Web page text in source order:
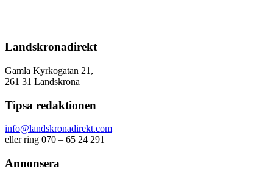
Landskronadirekt
Gamla Kyrkogatan 21,
261 31 Landskrona
Tipsa redaktionen
info@landskronadirekt.com
eller ring 070 – 65 24 291
Annonsera